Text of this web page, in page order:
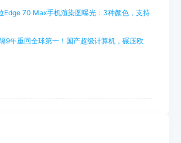
Edge 70 Max手机渲染图曝光：3种颜色，支持
9年重回全球第一！国产超级计算机，碾压欧